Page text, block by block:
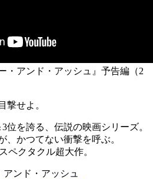
・アンド・アッシュ』予告編（2
撃せよ。
位を誇る、伝説の映画シリーズ。
、かつてない衝撃を呼ぶ。
ペクタクル超大作。
ンド・アッシュ